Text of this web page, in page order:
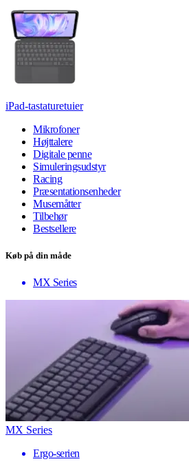
iPad-tastaturetuier
Mikrofoner
Højttalere
Digitale penne
Simuleringsudstyr
Racing
Præsentationsenheder
Musemåtter
Tilbehør
Bestsellere
Køb på din måde
MX Series
MX Series
Ergo-serien